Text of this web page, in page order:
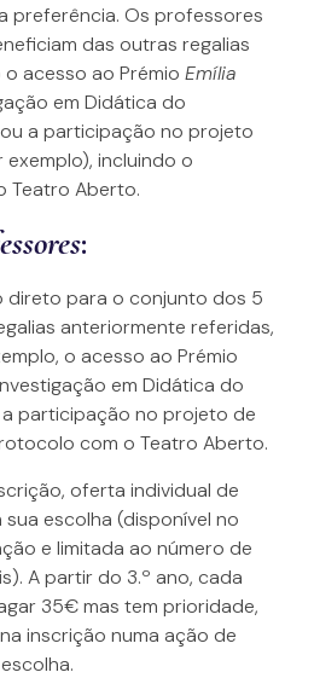
preferência. Os professores
das outras regalias
acesso ao Prémio Emília
em Didática do
ou a participação no projeto
incluindo o
Teatro Aberto.
:
para o conjunto dos 5
anteriormente referidas,
o acesso ao Prémio
em Didática do
a participação no projeto de
com o Teatro Aberto.
oferta individual de
escolha (disponível no
e limitada ao número de
A partir do 3.º ano, cada
35€ mas tem prioridade,
inscrição numa ação de